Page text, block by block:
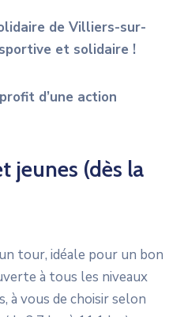
de Villiers-sur-
et solidaire !
d’une action
jeunes (dès la
tour, idéale pour un bon
à tous les niveaux
à vous de choisir selon